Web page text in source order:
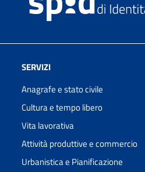
SERVIZI
Anagrafe e stato civile
Cultura e tempo libero
Vita lavorativa
Attività produttive e commercio
Urbanistica e Pianificazione